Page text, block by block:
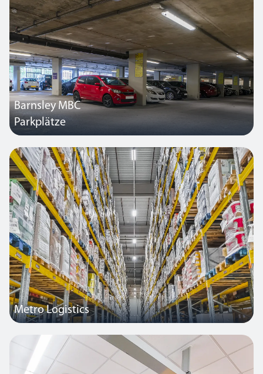
50001 zu reduzieren.
Barnsley MBC
Parkplätze
Thorlux hat in Zusammenarbeit mit dem Barnsley Council neue
Anlagen geliefert, Nachrüstungen vorgenommen und die
Beleuchtung auf zwei großen Parkplätzen in der Stadt erneuert.
Insgesamt wurden über 1.000 Leuchten für die beiden Standorte
geliefert.
Metro Logistics
Knapp 450 neue Leuchten mit Hochleistungsoptik ersetzten fast
2.800 alte Leuchten in diesem Lagerhaus. Durch die Sanierung
wurde eine flächendeckende Beleuchtungsstärke von 300 Lux
erreicht, wobei deutlich weniger Leuchten installiert wurden – die